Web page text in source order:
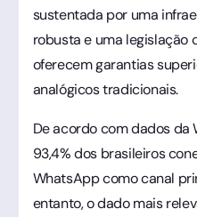
sustentada por uma
robusta e uma legislação
oferecem garantias
analógicos tradicionais.
De acordo com dados da
93,4% dos brasileiros
WhatsApp como canal
entanto, o dado mais